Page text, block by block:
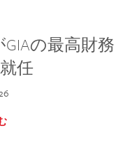
の最高財務
任